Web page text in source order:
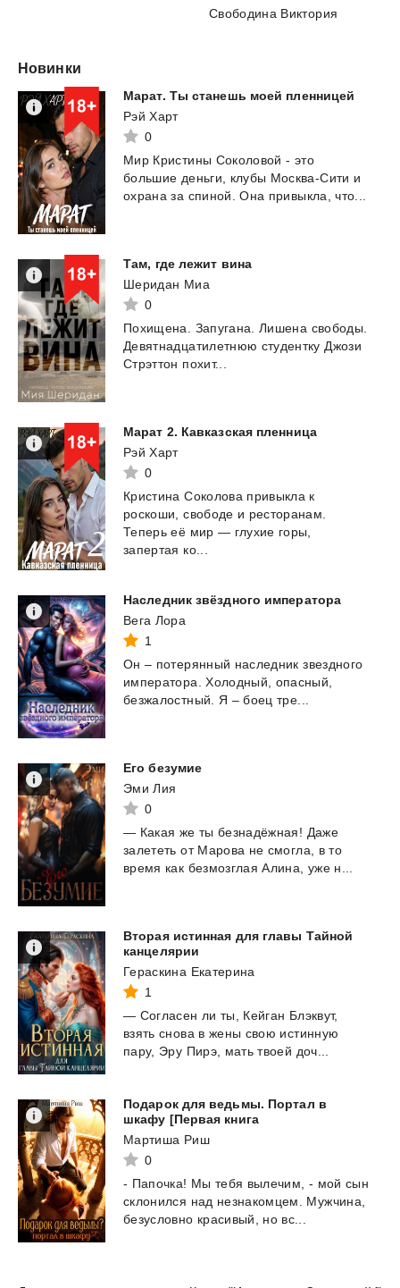
Свободина Виктория
Новинки
Марат. Ты станешь моей пленницей
Рэй Харт
0
Мир Кристины Соколовой - это
большие деньги, клубы Москва-Сити и
охрана за спиной. Она привыкла, что...
Там, где лежит вина
Шеридан Миа
0
Похищена. Запугана. Лишена свободы.
Девятнадцатилетнюю студентку Джози
Стрэттон похит...
Марат 2. Кавказская пленница
Рэй Харт
0
Кристина Соколова привыкла к
роскоши, свободе и ресторанам.
Теперь её мир — глухие горы,
запертая ко...
Наследник звёздного императора
Вега Лора
1
Он – потерянный наследник звездного
императора. Холодный, опасный,
безжалостный. Я – боец тре...
Его безумие
Эми Лия
0
— Какая же ты безнадёжная! Даже
залететь от Марова не смогла, в то
время как безмозглая Алина, уже н...
Вторая истинная для главы Тайной
канцелярии
Гераскина Екатерина
1
— Согласен ли ты, Кейган Блэквут,
взять снова в жены свою истинную
пару, Эру Пирэ, мать твоей доч...
Подарок для ведьмы. Портал в
шкафу [Первая книга
Мартиша Риш
0
- Папочка! Мы тебя вылечим, - мой сын
склонился над незнакомцем. Мужчина,
безусловно красивый, но вс...